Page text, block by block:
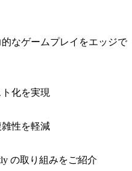
なゲームプレイをエッジで
化を実現
性を軽減
の取り組みをご紹介